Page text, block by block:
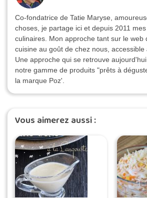
Co-fondatrice de Tatie Maryse,
choses, je partage ici et depuis 2011
culinaires. Mon approche tant sur le web
cuisine au goût de chez nous,
Une approche qui se retrouve
notre gamme de produits "prêts à
la marque Poz'.
Vous aimerez aussi :